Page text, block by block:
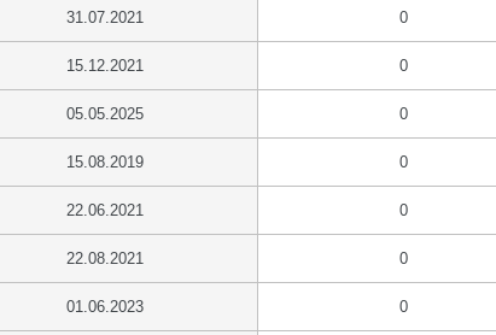
31.07.2021 0
15.12.2021 0
05.05.2025 0
15.08.2019 0
22.06.2021 0
22.08.2021 0
01.06.2023 0